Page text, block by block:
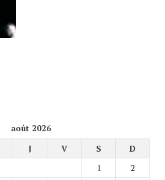
août 2026
J V S
D
1
2